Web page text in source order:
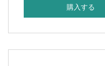
購入する